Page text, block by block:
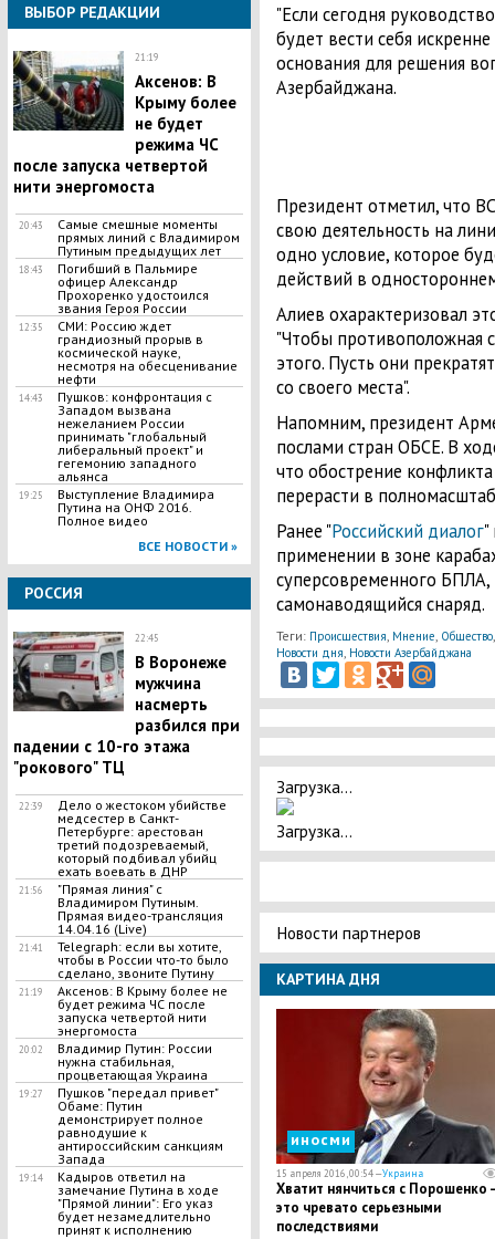
ВЫБОР РЕДАКЦИИ
21:19
Аксенов: В
Крыму более
не будет
режима ЧС
после запуска четвертой
нити энергомоста
20:43
Самые смешные моменты
прямых линий с Владимиром
Путиным предыдущих лет
18:43
Погибший в Пальмире
офицер Александр
Прохоренко удостоился
звания Героя России
12:35
СМИ: Россию ждет
грандиозный прорыв в
космической науке,
несмотря на обесценивание
нефти
14:43
Пушков: конфронтация с
Западом вызвана
нежеланием России
принимать "глобальный
либеральный проект" и
гегемонию западного
альянса
19:25
Выступление Владимира
Путина на ОНФ 2016.
Полное видео
ВСЕ НОВОСТИ »
РОССИЯ
22:45
В Воронеже
мужчина
насмерть
разбился при
падении с 10-го этажа
"рокового" ТЦ
22:39
Дело о жестоком убийстве
медсестер в Санкт-
Петербурге: арестован
третий подозреваемый,
который подбивал убийц
ехать воевать в ДНР
21:56
"Прямая линия" с
Владимиром Путиным.
Прямая видео-трансляция
14.04.16 (Live)
21:41
Telegraph: если вы хотите,
чтобы в России что-то было
сделано, звоните Путину
21:19
Аксенов: В Крыму более не
будет режима ЧС после
запуска четвертой нити
энергомоста
20:02
Владимир Путин: России
нужна стабильная,
процветающая Украина
19:27
Пушков "передал привет"
Обаме: Путин
демонстрирует полное
равнодушие к
антироссийским санкциям
Запада
19:14
Кадыров ответил на
замечание Путина в ходе
"Прямой линии": Его указ
будет незамедлительно
принят к исполнению
"Если сегодня
будет вести себя
основания для решения
Азербайджана.
Президент отметил, что
свою деятельность на
одно условие, которое
действий в
Алиев охарактеризовал
"Чтобы противоположная
этого. Пусть они
со своего места".
Напомним, президент
послами стран ОБСЕ. В
что обострение
перерасти в
Ранее "Российский диалог"
применении в зоне
суперсовременного
самонаводящийся снаряд.
Теги: Происшествия Мнение Общество
Новости дня Новости Азербайджана
Загрузка...
Загрузка...
Новости партнеров
КАРТИНА ДНЯ
иносми
15 апреля 2016, 00:54 —Украина
Хватит нянчиться с Порошенко
это чревато серьезными
последствиями